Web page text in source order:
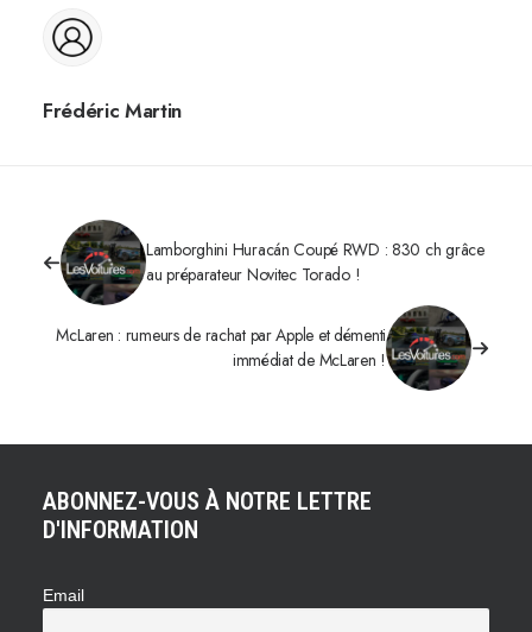
Frédéric Martin
Lamborghini Huracán Coupé RWD : 830 ch grâce
au préparateur Novitec Torado !
McLaren : rumeurs de rachat par Apple et démenti
immédiat de McLaren !
ABONNEZ-VOUS À NOTRE LETTRE
D'INFORMATION
Email